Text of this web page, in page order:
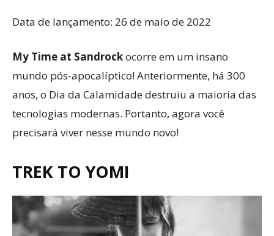
Data de lançamento: 26 de maio de 2022
My Time at Sandrockocorre em um insano
mundo pós-apocalíptico! Anteriormente, há 300
anos, o Dia da Calamidade destruiu a maioria das
tecnologias modernas. Portanto, agora você
precisará viver nesse mundo novo!
TREK TO YOMI